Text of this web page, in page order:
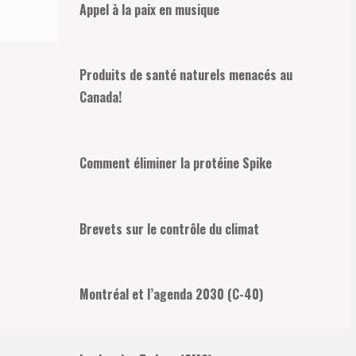
Appel à la paix en musique
Produits de santé naturels menacés au
Canada!
Comment éliminer la protéine Spike
Brevets sur le contrôle du climat
Montréal et l’agenda 2030 (C-40)